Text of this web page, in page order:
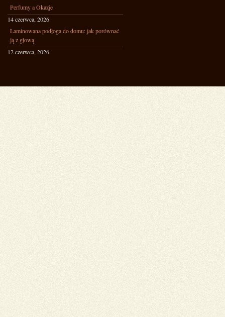
Perfumy a Okazje
14 czerwca, 2026
Laminowana podłoga do domu: jak porównać
ją z głową
12 czerwca, 2026